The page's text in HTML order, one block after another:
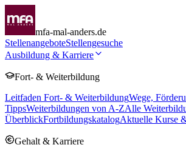
mfa-mal-anders.de
StellenangeboteStellengesuche
Ausbildung & Karriere
Fort- & Weiterbildung
Leitfaden Fort- & WeiterbildungWege,
TippsWeiterbildungen von A-ZAlle
ÜberblickFortbildungskatalogAktuelle Kurse
Gehalt & Karriere